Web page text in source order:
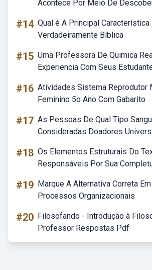
Acontece Por Meio De
#14 Qual é A Principal Característica
Verdadeiramente Bíblica
#15 Uma Professora De Quimica
Experiencia Com Seus
#16 Atividades Sistema Reprodutor
Feminino 5o Ano Com Gabarito
#17 As Pessoas De Qual Tipo
Consideradas Doadores
#18 Os Elementos Estruturais Do
Responsáveis Por Sua
#19 Marque A Alternativa Correta
Processos Organizacionais
#20 Filosofando - Introdução à
Professor Respostas Pdf